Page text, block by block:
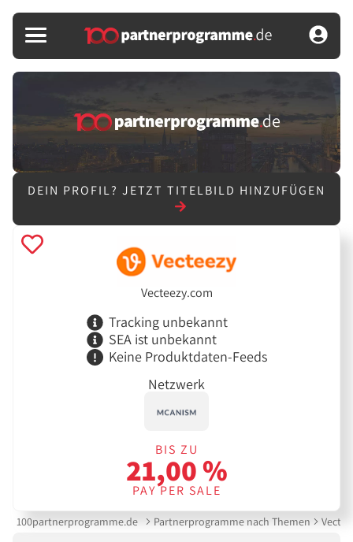
DEIN PROFIL? JETZT TITELBILD HINZUFÜGEN
Vecteezy.com
Tracking unbekannt
SEA ist unbekannt
Keine Produktdaten-Feeds
Netzwerk
BIS ZU
21,00 %
PAY PER SALE
100partnerprogramme.de Partnerprogramme nach Themen